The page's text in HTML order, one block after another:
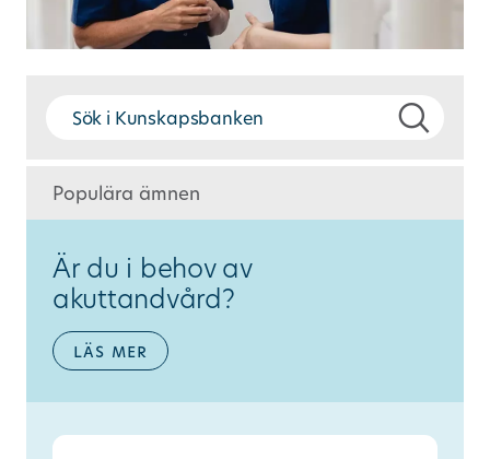
Populära ämnen
Är du i behov av
akuttandvård?
läs mer